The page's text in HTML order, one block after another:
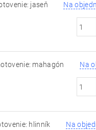
jaseň Na
mahagón Na
hlinník Na